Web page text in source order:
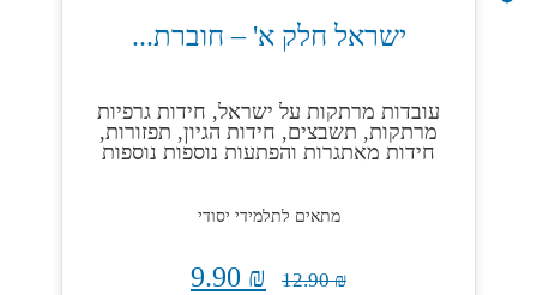
ישראל חלק א' – חוברת...
עובדות מרתקות על ישראל, חידות גרפיות
מרתקות, תשבצים, חידות הגיון, תפזורות,
חידות מאתגרות והפתעות נוספות נוספות
מתאים לתלמידי יסודי
₪
12.90
₪